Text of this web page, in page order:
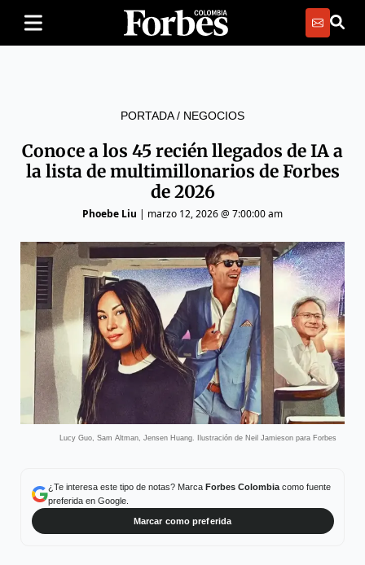
PORTADA/ NEGOCIOS
Conoce a los 45 recién llegados de IA a
la lista de multimillonarios de Forbes
de 2026
Phoebe Liu | marzo 12, 2026 @ 7:00:00 am
Lucy Guo, Sam Altman, Jensen Huang. Ilustración de Neil Jamieson para Forbes
¿Te interesa este tipo de notas? Marca Forbes Colombiacomo fuente
preferida en Google.
Marcar como preferida